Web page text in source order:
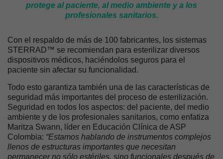
protege al paciente, al medio ambiente y a los
profesionales sanitarios.
Con el respaldo de más de 100 fabricantes, los sistemas
STERRAD™ se recomiendan para esterilizar diversos
dispositivos médicos, haciéndolos seguros para el
paciente sin afectar su funcionalidad.
Todo esto garantiza también una de las características de
seguridad más importantes del proceso de esterilización.
Seguridad en todos los aspectos: del paciente, del medio
ambiente y de los profesionales sanitarios, como enfatiza
Maritza Swann, líder en Educación Clínica de ASP
Colombia: “Estamos hablando de instrumentos complejos
llenos de estructuras importantes que necesitan
permanecer no sólo estériles, sino funcionales después de